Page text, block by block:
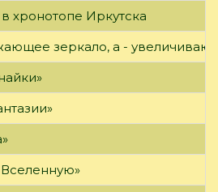
хронотопе Иркутска
зеркало, а -